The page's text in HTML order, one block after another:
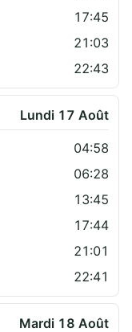
17:45
21:03
22:43
Lundi 17 Août
04:58
06:28
13:45
17:44
21:01
22:41
Mardi 18 Août